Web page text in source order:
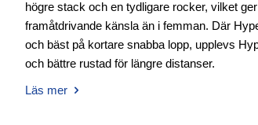
högre stack och en tydligare rocker, vilket
framåtdrivande känsla än i femman. Där
och bäst på kortare snabba lopp, upplevs
och bättre rustad för längre distanser.
Läs mer